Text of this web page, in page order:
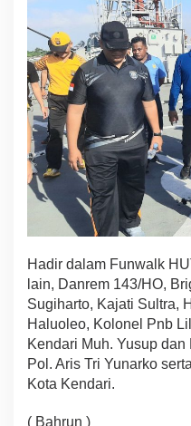
Hadir dalam Funwalk
lain, Danrem 143/HO,
Sugiharto, Kajati Sultra,
Haluoleo, Kolonel Pnb
Kendari Muh. Yusup
Pol. Aris Tri Yunarko
Kota Kendari.
( Bahrun )